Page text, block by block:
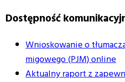
Dostępność
Wnioskowanie o
migowego (PJM) online
Aktualny raport z